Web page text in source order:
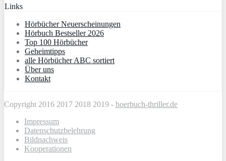
Links
Hörbücher Neuerscheinungen
Hörbuch Bestseller 2026
Top 100 Hörbücher
Geheimtipps
alle Hörbücher ABC sortiert
Über uns
Kontakt
Copyright 2016 2017 2018 2019 - hoerbuch-thriller.de
Impressum
Datenschutzbelehrung
Bildnachweis
Kooperationen